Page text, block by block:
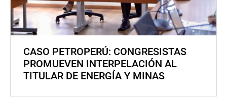
CASO PETROPERÚ: CONGRESISTAS
PROMUEVEN INTERPELACIÓN AL
TITULAR DE ENERGÍA Y MINAS